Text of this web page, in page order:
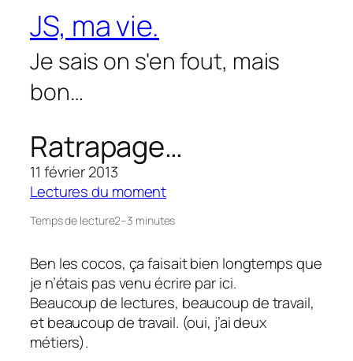
contenu
JS, ma vie.
Je sais on s'en fout, mais
bon…
Ratrapage…
11 février 2013
Lectures du moment
Temps de lecture2–3 minutes
Ben les cocos, ça faisait bien longtemps que
je n’étais pas venu écrire par ici.
Beaucoup de lectures, beaucoup de travail,
et beaucoup de travail. (oui, j’ai deux
métiers).